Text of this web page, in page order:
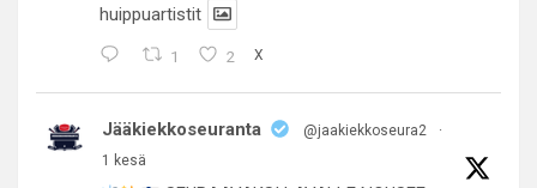
huippuartistit
1 2 X
Jääkiekkoseuranta @jaakiekkoseura2
·
1 kesä